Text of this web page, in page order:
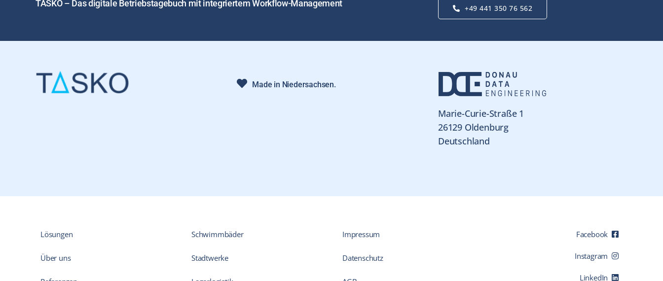
TASKO – Das digitale Betriebstagebuch mit integriertem Workflow-Management +49 441 350 76 562
Made in Niedersachsen.
Marie-Curie-Straße 1
26129 Oldenburg
Deutschland
Lösungen
Über uns
Schwimmbäder
Stadtwerke
Impressum
Datenschutz
Facebook
Instagram
LinkedIn